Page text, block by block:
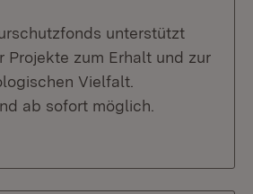
unterstützt
Projekte zum Erhalt und zur
Vielfalt.
ab sofort möglich.